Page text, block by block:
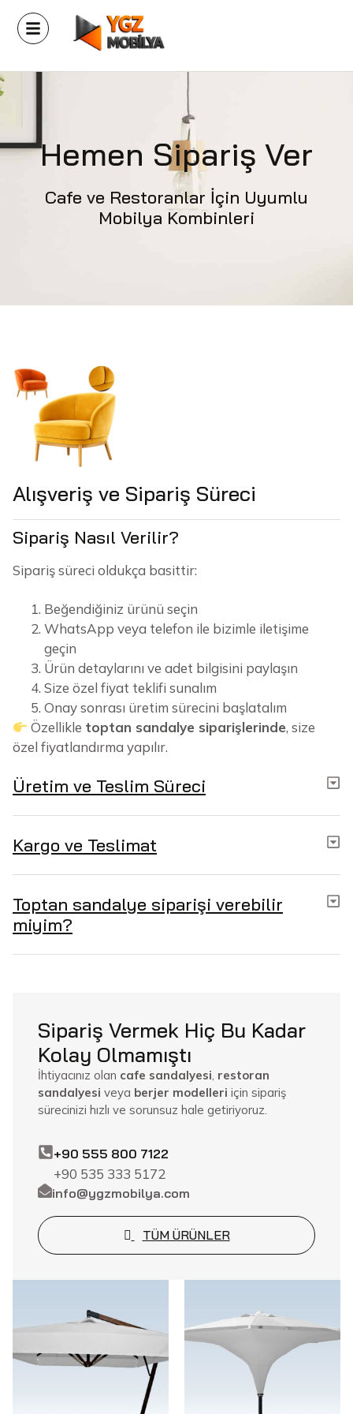
Hemen Sipariş Ver
Cafe ve Restoranlar İçin Uyumlu
Mobilya Kombinleri
Alışveriş ve Sipariş Süreci
Sipariş Nasıl Verilir?
Sipariş süreci oldukça basittir:
Beğendiğiniz ürünü seçin
WhatsApp veya telefon ile bizimle iletişime
geçin
Ürün detaylarını ve adet bilgisini paylaşın
Size özel fiyat teklifi sunalım
Onay sonrası üretim sürecini başlatalım
Özellikle toptan sandalye siparişlerinde, size
özel fiyatlandırma yapılır.
Üretim ve Teslim Süreci
Kargo ve Teslimat
Toptan sandalye siparişi verebilir
miyim?
Sipariş Vermek Hiç Bu Kadar
Kolay Olmamıştı
İhtiyacınız olan cafe sandalyesi, restoran
sandalyesi veya berjer modelleri için sipariş
sürecinizi hızlı ve sorunsuz hale getiriyoruz.
+90 555 800 7122
+90 535 333 5172
info@ygzmobilya.com
TÜM ÜRÜNLER